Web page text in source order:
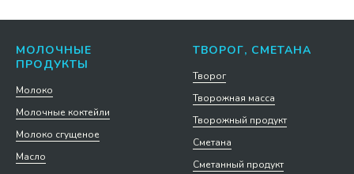
МОЛОЧНЫЕ
ПРОДУКТЫ
Молоко
Молочные коктейли
Молоко сгущеное
Масло
ТВОРОГ, СМЕТАНА
Творог
Творожная масса
Творожный продукт
Сметана
Сметанный продукт